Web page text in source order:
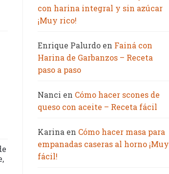
con harina integral y sin azúcar
¡Muy rico!
Enrique Palurdo en Fainá con
Harina de Garbanzos – Receta
paso a paso
Nanci en Cómo hacer scones de
queso con aceite – Receta fácil
Karina en Cómo hacer masa para
empanadas caseras al horno ¡Muy
fácil!